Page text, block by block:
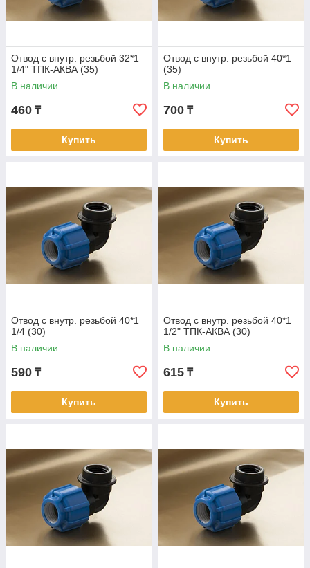
Отвод с внутр. резьбой 32*1
1/4" ТПК-АКВА (35)
В наличии
460 ₸
Купить
Отвод с внутр. резьбой 40*1
(35)
В наличии
700 ₸
Купить
Отвод с внутр. резьбой 40*1
1/4 (30)
В наличии
590 ₸
Купить
Отвод с внутр. резьбой 40*1
1/2" ТПК-АКВА (30)
В наличии
615 ₸
Купить